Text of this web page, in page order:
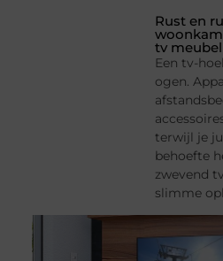
Rust en
tv
Een tv-
ogen.
terwijl je
behoefte
zwevend
slimme